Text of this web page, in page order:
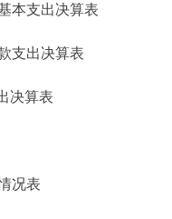
本支出决算表
支出决算表
决算表
况表